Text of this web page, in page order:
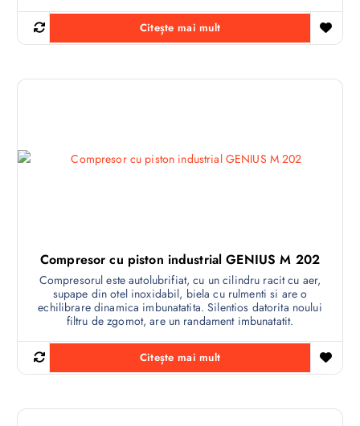
Citește mai mult
Compresor cu piston industrial GENIUS M 202
Compresorul este autolubrifiat, cu un cilindru racit cu aer,
supape din otel inoxidabil, biela cu rulmenti si are o
echilibrare dinamica imbunatatita. Silentios datorita noului
filtru de zgomot, are un randament imbunatatit.
Citește mai mult